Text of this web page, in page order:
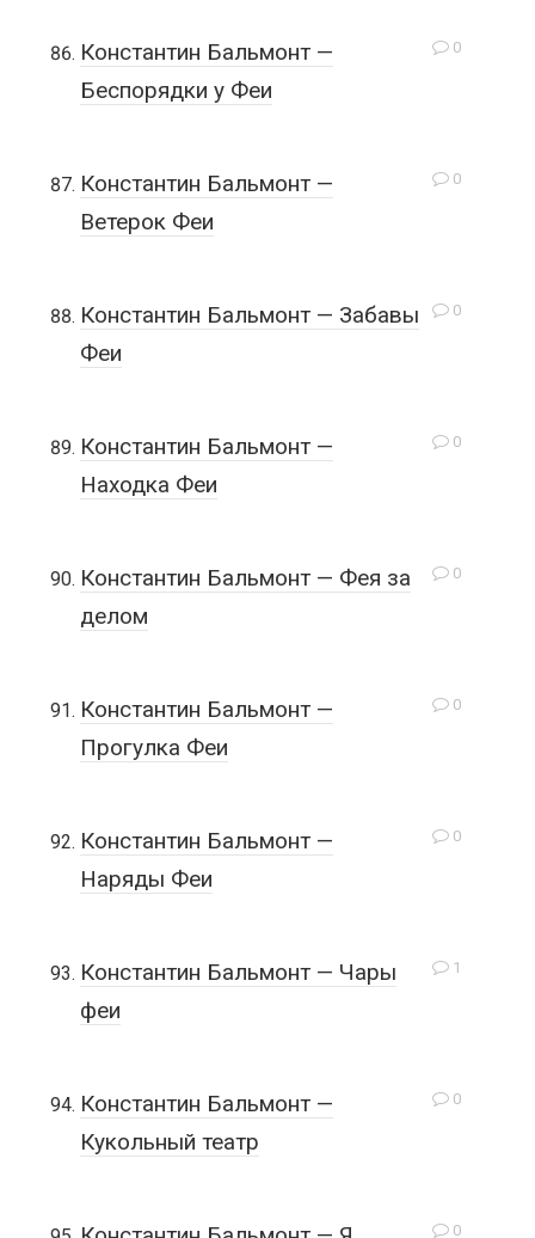
0
Константин Бальмонт —
Беспорядки у Феи
0
Константин Бальмонт —
Ветерок Феи
0
Константин Бальмонт — Забавы
Феи
0
Константин Бальмонт —
Находка Феи
0
Константин Бальмонт — Фея за
делом
0
Константин Бальмонт —
Прогулка Феи
0
Константин Бальмонт —
Наряды Феи
1
Константин Бальмонт — Чары
феи
0
Константин Бальмонт —
Кукольный театр
0